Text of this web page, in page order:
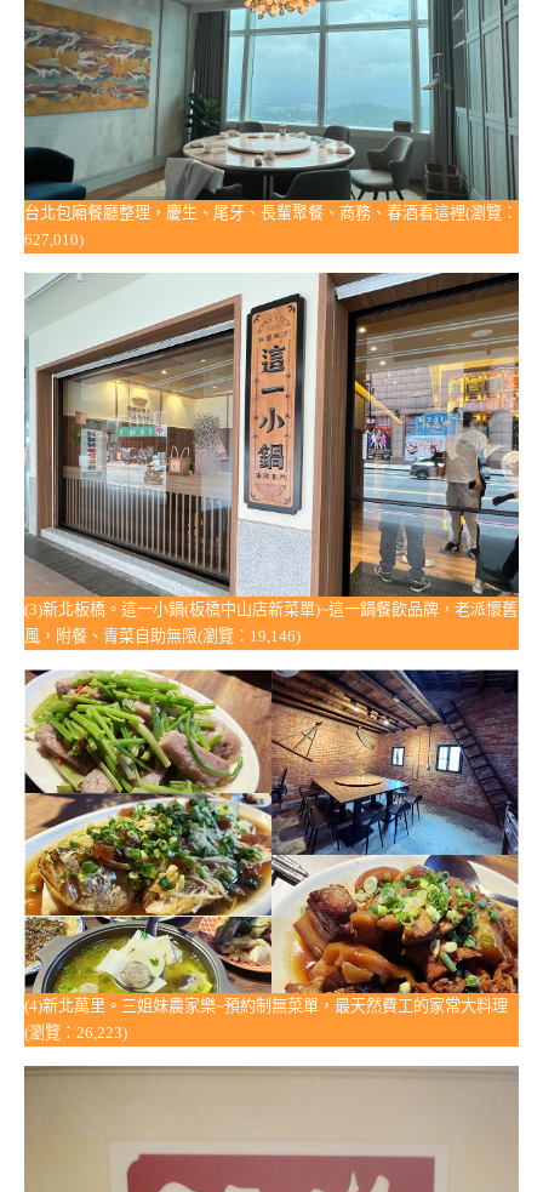
台北包廂餐廳整理，慶生、尾牙、長輩聚餐、商務、春酒看這裡(瀏覽：
627,010)
(3)新北板橋。這一小鍋(板橋中山店新菜單)~這一鍋餐飲品牌，老派懷舊
風，附餐、青菜自助無限(瀏覽：19,146)
(4)新北萬里。三姐妹農家樂~預約制無菜單，最天然費工的家常大料理
(瀏覽：26,223)